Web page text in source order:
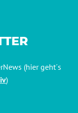
(hier geht´s
)